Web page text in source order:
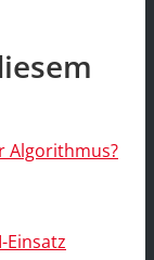
Algorithmus?
Einsatz